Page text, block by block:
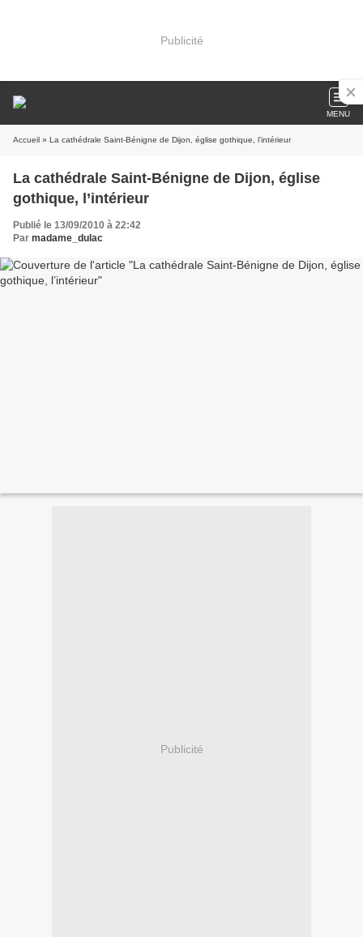
Publicité
MENU
Accueil » La cathédrale Saint-Bénigne de Dijon, église gothique, l’intérieur
La cathédrale Saint-Bénigne de Dijon, église
gothique, l’intérieur
Publié le 13/09/2010 à 22:42
Par madame_dulac
Publicité